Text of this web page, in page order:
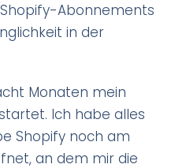
Abonnements
in der
Monaten mein
Ich habe alles
Shopify noch am
an dem mir die